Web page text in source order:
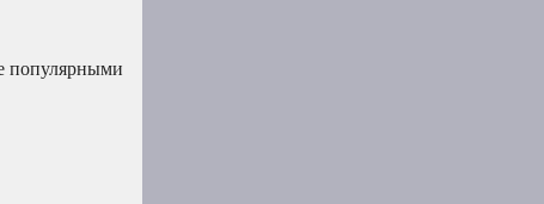
популярными